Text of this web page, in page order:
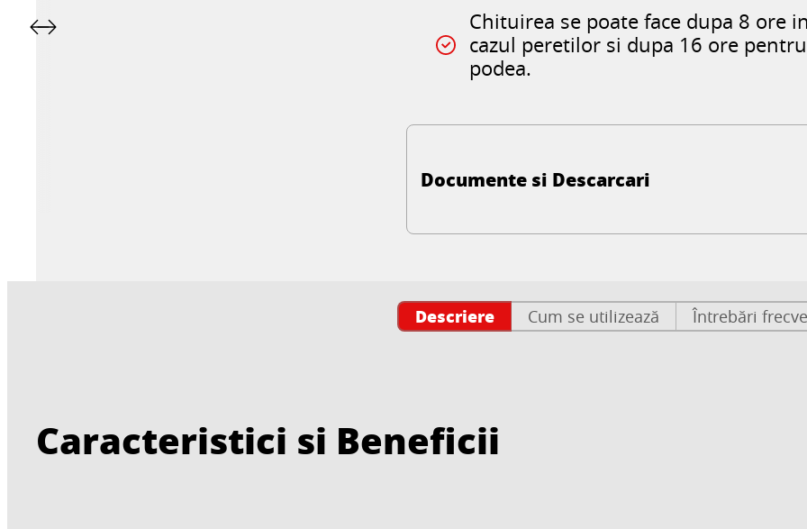
Chituirea se poate face dupa 8 ore in
cazul peretilor si dupa 16 ore pentru
podea.
Documente si Descarcari
Descriere Cum se utilizează Întrebări
Caracteristici si Beneficii